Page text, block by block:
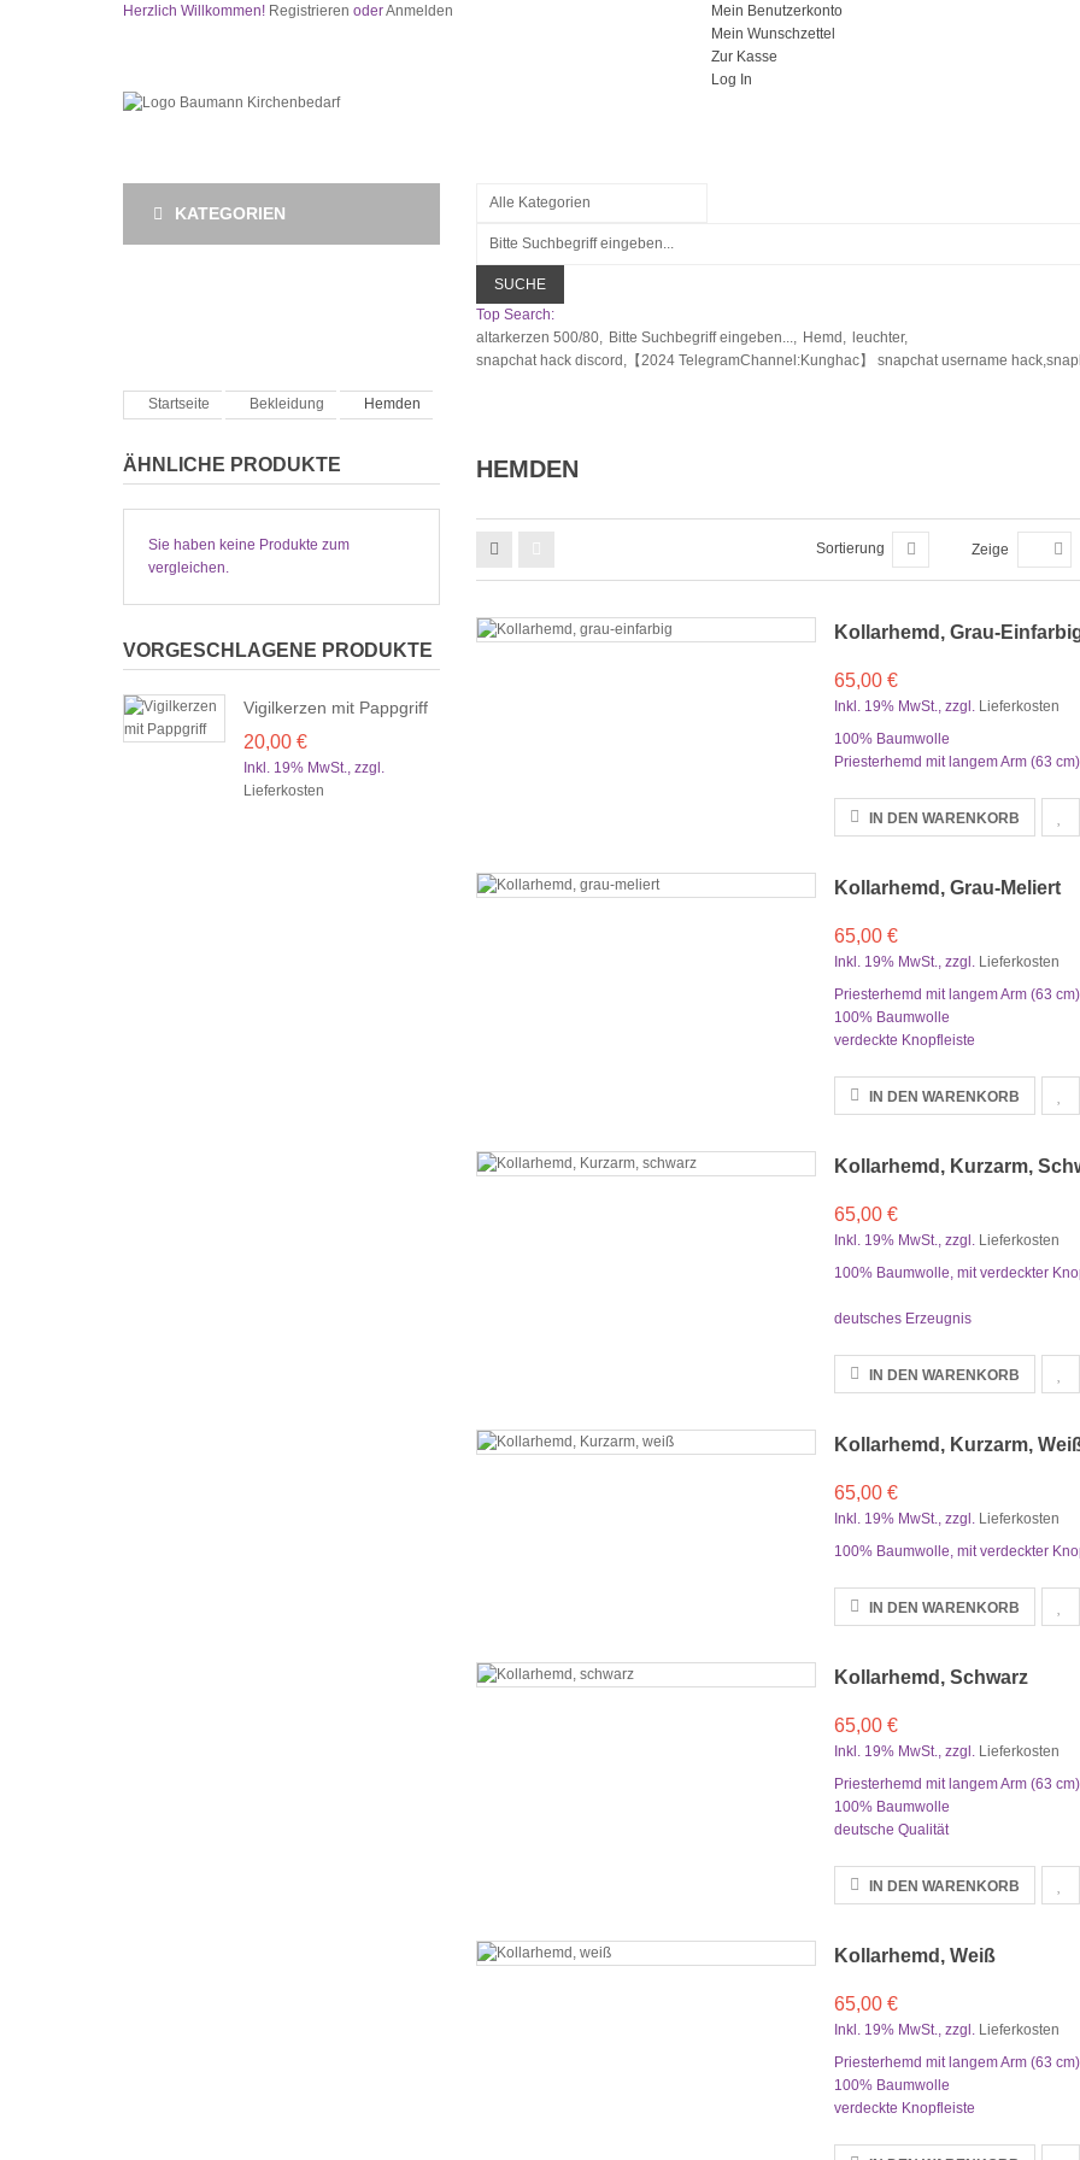
Herzlich Willkommen! Registrieren oderAnmelden
Mein Benutzerkonto
Mein Wunschzettel
Zur Kasse
Log In
KATEGORIEN
SUCHE
Top Search:
altarkerzen 500/80, Bitte Suchbegriff eingeben..., Hemd,
leuchter,
snapchat hack discord,【2024 TelegramChannel:Kunghac】 snapchat username
Startseite Bekleidung Hemden
ÄHNLICHE PRODUKTE
Sie haben keine Produkte zum
vergleichen.
VORGESCHLAGENE PRODUKTE
Vigilkerzen mit Pappgriff
20,00 €
Inkl. 19% MwSt., zzgl.
Lieferkosten
HEMDEN
Sortierung Zeige
Kollarhemd, Grau-
65,00 €
Inkl. 19% MwSt., zzgl. Lieferkosten
100% Baumwolle
Priesterhemd mit langem Arm (63 cm)
IN DEN WARENKORB
Kollarhemd, Grau-Meliert
65,00 €
Inkl. 19% MwSt., zzgl. Lieferkosten
Priesterhemd mit langem Arm (63 cm)
100% Baumwolle
verdeckte Knopfleiste
IN DEN WARENKORB
Kollarhemd, Kurzarm,
65,00 €
Inkl. 19% MwSt., zzgl. Lieferkosten
100% Baumwolle, mit verdeckter
deutsches Erzeugnis
IN DEN WARENKORB
Kollarhemd, Kurzarm,
65,00 €
Inkl. 19% MwSt., zzgl. Lieferkosten
100% Baumwolle, mit verdeckter
IN DEN WARENKORB
Kollarhemd, Schwarz
65,00 €
Inkl. 19% MwSt., zzgl. Lieferkosten
Priesterhemd mit langem Arm (63 cm)
100% Baumwolle
deutsche Qualität
IN DEN WARENKORB
Kollarhemd, Weiß
65,00 €
Inkl. 19% MwSt., zzgl. Lieferkosten
Priesterhemd mit langem Arm (63 cm)
100% Baumwolle
verdeckte Knopfleiste